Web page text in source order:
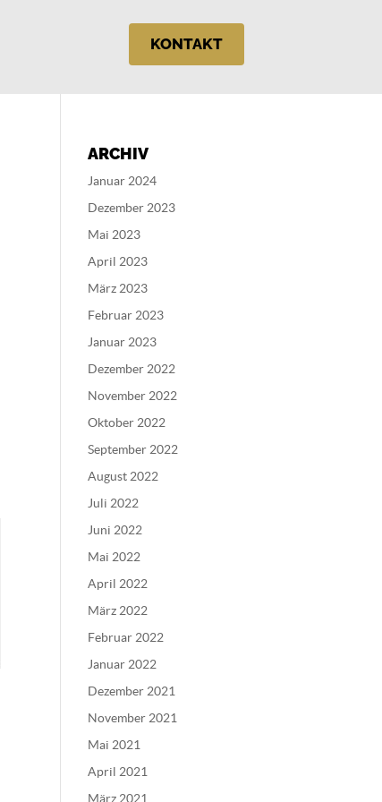
KONTAKT
ARCHIV
Januar 2024
Dezember 2023
Mai 2023
April 2023
März 2023
Februar 2023
Januar 2023
Dezember 2022
November 2022
Oktober 2022
September 2022
August 2022
Juli 2022
Juni 2022
Mai 2022
April 2022
März 2022
Februar 2022
Januar 2022
Dezember 2021
November 2021
Mai 2021
April 2021
März 2021